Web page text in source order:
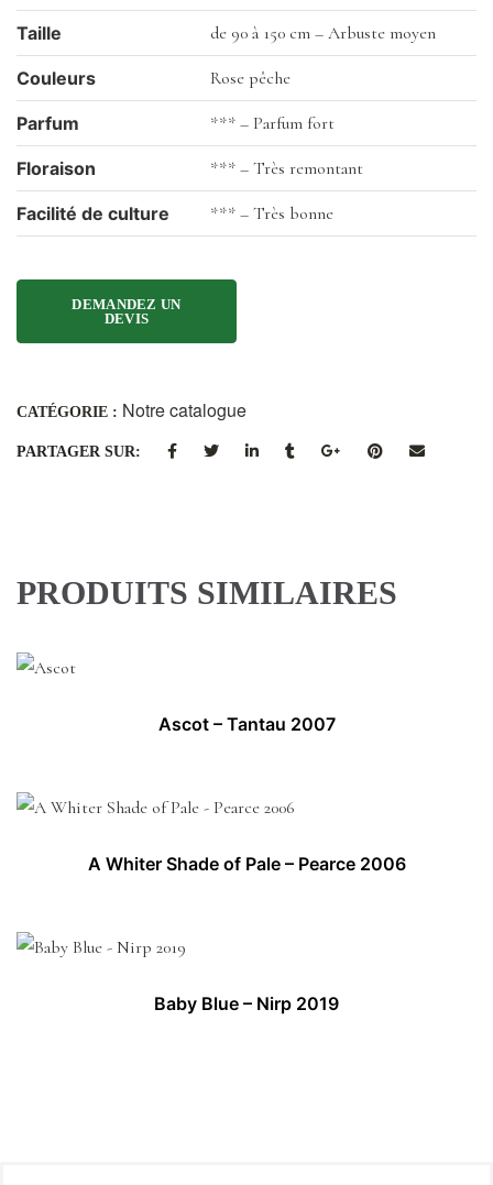
Taille de 90 à 150 cm – Arbuste moyen
Couleurs Rose pêche
Parfum *** – Parfum fort
Floraison *** – Très remontant
Facilité de culture *** – Très bonne
CATÉGORIE : Notre catalogue
PARTAGER SUR:
PRODUITS SIMILAIRES
Ascot – Tantau 2007
A Whiter Shade of Pale – Pearce 2006
Baby Blue – Nirp 2019